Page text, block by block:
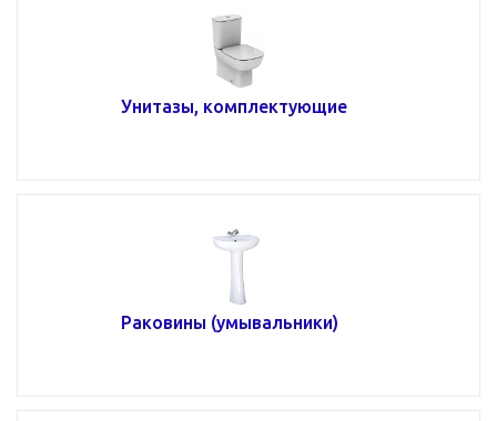
Унитазы, комплектующие
Раковины (умывальники)